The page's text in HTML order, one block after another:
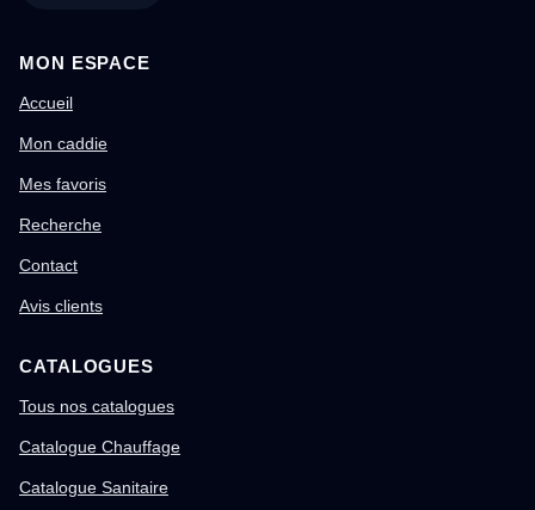
MON ESPACE
Accueil
Mon caddie
Mes favoris
Recherche
Contact
Avis clients
CATALOGUES
Tous nos catalogues
Catalogue Chauffage
Catalogue Sanitaire